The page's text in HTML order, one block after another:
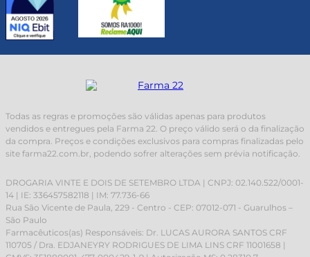
Todas as regras e promoções são válidas apenas para produtos
vendidos e entregues pela Farma 22. O preço válido será o da finalização
da compra. Preços e condições exclusivos para compras finalizadas pelo
site farma22.com.br, podendo sofrer alterações sem prévia notificação.
DROGARIA VINTE E DOIS DE SETEMBRO LTDA | CNPJ: 02.140.522/0001-
14 | IE: 336457582118 | IM: 77.736-66
Rua São Vicente de Paula, 229 - Centro - CEP: 07012-071 - Guarulhos –
São Paulo
Farmacêuticos(as) Responsáveis: Dr. LUCAS AURORA SANTOS CRF
110705 / Dra. EDJANEYRY RODRIGUES DE LIMA LINS CRF 11001658 |